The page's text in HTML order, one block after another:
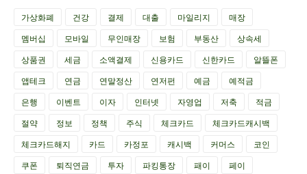
가상화폐 건강 결제 대출 마일리지
매장
멤버십
모바일 무인매장 보험 부동산
상속세
상품권
세금 소액결제 신용카드 신한카드
알뜰폰
앱테크
연금 연말정산 연저펀 예금
예적금
은행
이벤트 이자 인터넷 자영업 저축
적금
절약
정보 정책 주식 체크카드
체크카드캐시백
체크카드해지
카드 카정포 캐시백 커머스
코인
쿠폰
퇴직연금 투자 파킹통장 패이
페이